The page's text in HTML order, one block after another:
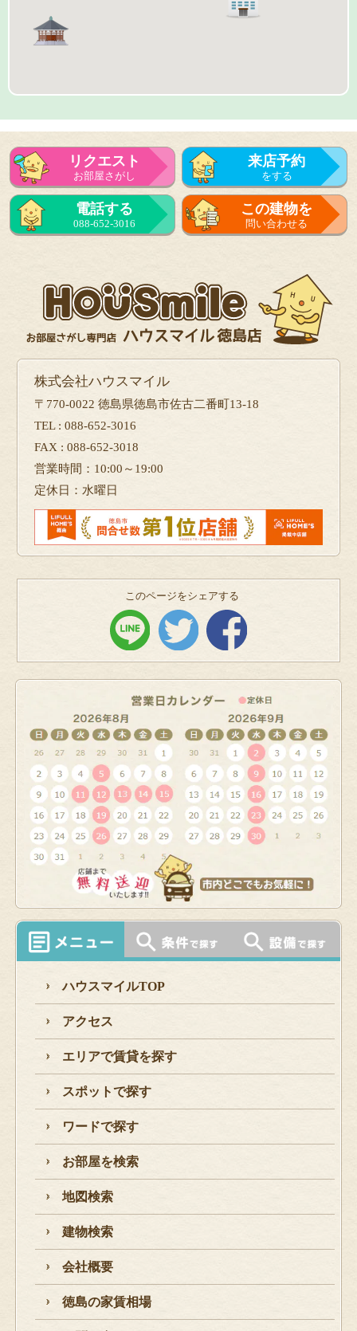
リクエスト
お部屋さがし
来店予約
をする
来店予約
をする
電話する
088-652-3016
この建物を
問い合わせる
株式会社ハウスマイル
〒770-0022 徳島県徳島市佐古二番町13-18
TEL : 088-652-3016
FAX : 088-652-3018
営業時間：10:00～19:00
定休日：水曜日
このページをシェアする
ハウスマイルTOP
アクセス
エリアで賃貸を探す
スポットで探す
ワードで探す
お部屋を検索
地図検索
建物検索
会社概要
徳島の家賃相場